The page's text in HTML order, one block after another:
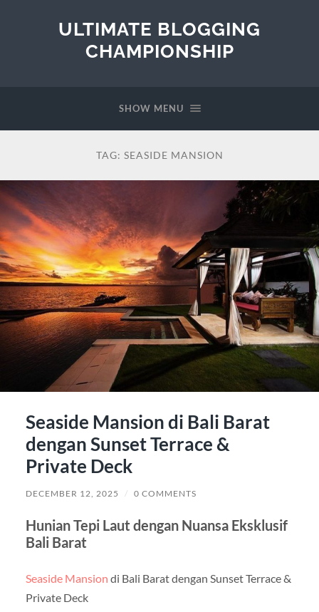
ULTIMATE BLOGGING
CHAMPIONSHIP
SHOW MENU
TAG: SEASIDE MANSION
Seaside Mansion di Bali Barat
dengan Sunset Terrace &
Private Deck
DECEMBER 12, 2025 / 0 COMMENTS
Hunian Tepi Laut dengan Nuansa Eksklusif
Bali Barat
Seaside Mansion di Bali Barat dengan Sunset Terrace &
Private Deck